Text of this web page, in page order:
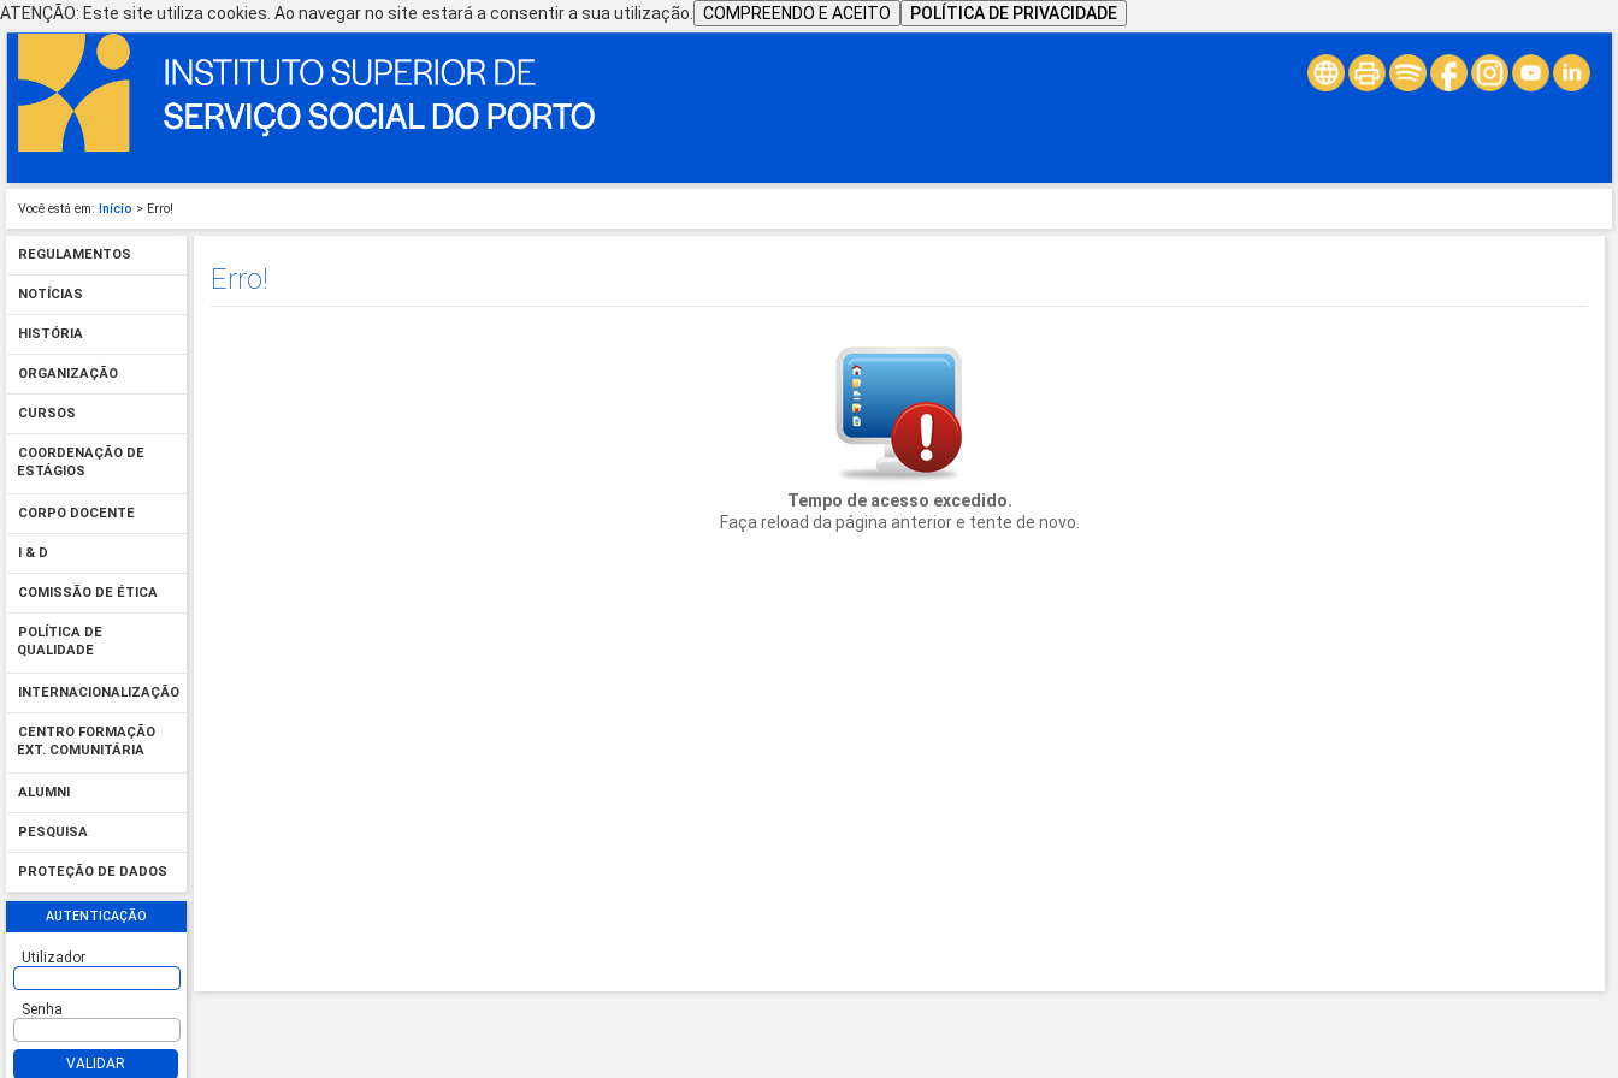
ATENÇÃO: Este site utiliza cookies. Ao navegar no site estará a consentir a sua utilização. COMPREENDO E ACEITO POLÍTICA DE PRIVACIDADE
Você está em: Início > Erro!
REGULAMENTOS
NOTÍCIAS
HISTÓRIA
ORGANIZAÇÃO
CURSOS
COORDENAÇÃO DE
ESTÁGIOS
CORPO DOCENTE
I & D
COMISSÃO DE ÉTICA
POLÍTICA DE
QUALIDADE
INTERNACIONALIZAÇÃO
CENTRO FORMAÇÃO
EXT. COMUNITÁRIA
ALUMNI
PESQUISA
PROTEÇÃO DE DADOS
AUTENTICAÇÃO
Utilizador
Senha
VALIDAR
Erro!
Tempo de acesso excedido.
Faça reload da página anterior e tente de novo.